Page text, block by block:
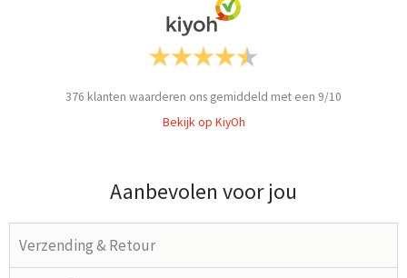
376 klanten waarderen ons gemiddeld met een 9/10
Bekijk op KiyOh
Aanbevolen voor jou
Verzending & Retour